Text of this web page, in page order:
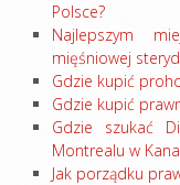
Polsce?
Najlepszym
mięśniowej
Gdzie kupić
Gdzie kupić
Gdzie szukać
Montrealu w
Jak porządku